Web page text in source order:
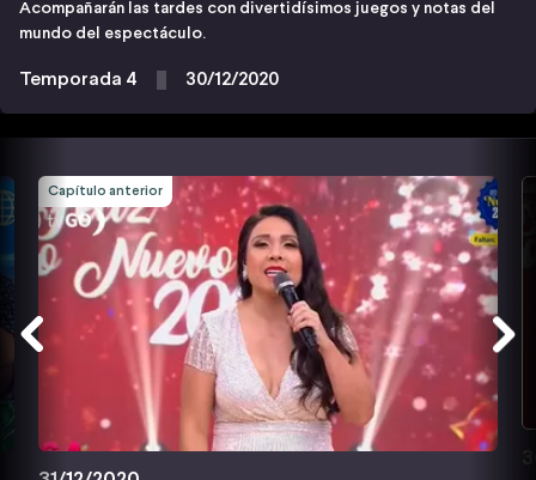
Acompañarán las tardes con divertidísimos juegos y notas del
mundo del espectáculo.
Temporada 4 30/12/2020
Capítulo anterior